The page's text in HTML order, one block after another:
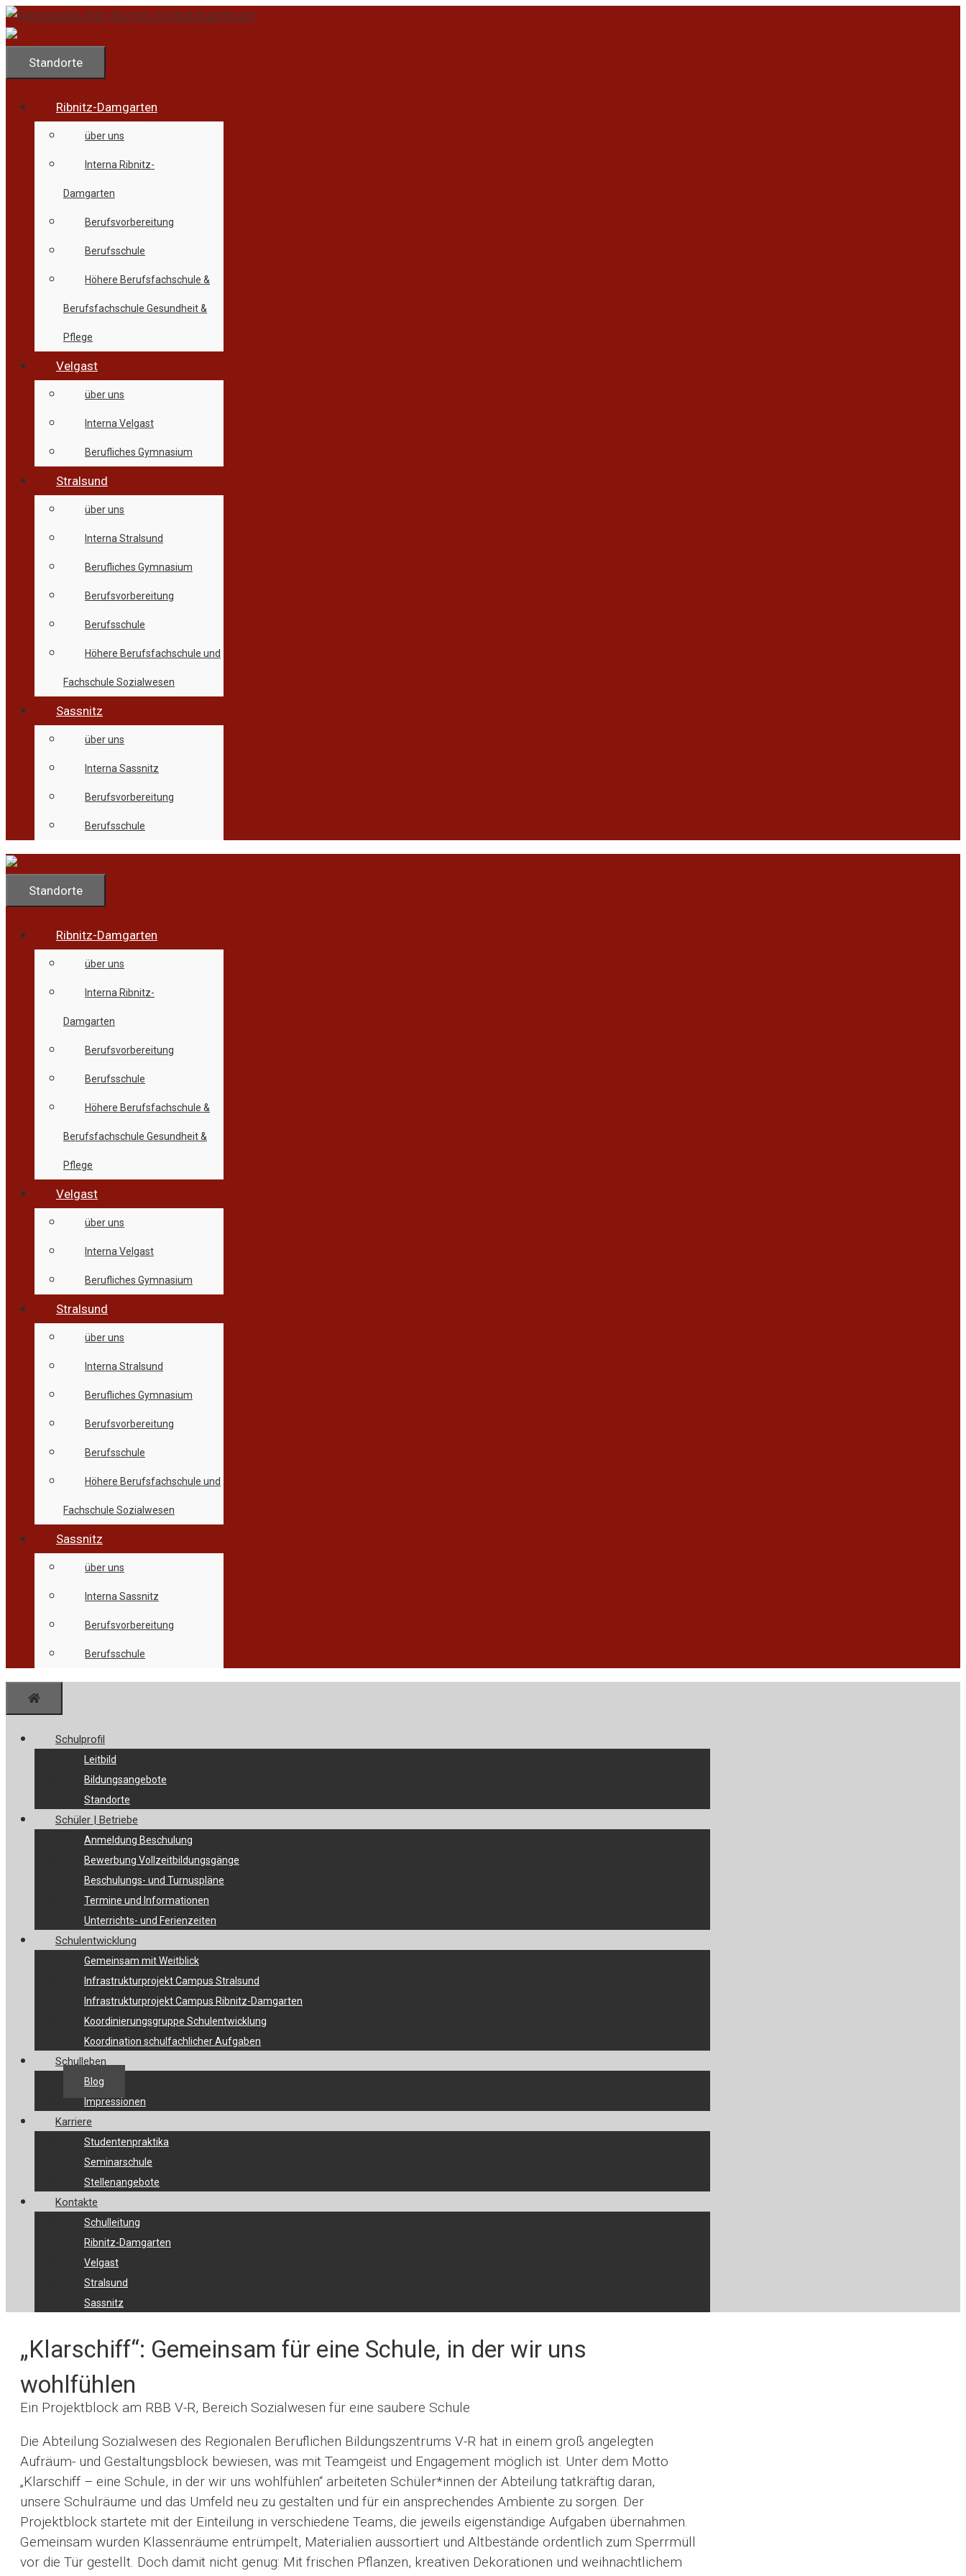
Zum
Inhalt
springenStandorte
Ribnitz-Damgarten
über uns
Interna Ribnitz-
Damgarten
Berufsvorbereitung
Berufsschule
Höhere Berufsfachschule &
Berufsfachschule Gesundheit &
Pflege
Velgast
über uns
Interna Velgast
Berufliches Gymnasium
Stralsund
über uns
Interna Stralsund
Berufliches Gymnasium
Berufsvorbereitung
Berufsschule
Höhere Berufsfachschule und
Fachschule Sozialwesen
Sassnitz
über uns
Interna Sassnitz
Berufsvorbereitung
Berufsschule
Standorte
Ribnitz-Damgarten
über uns
Interna Ribnitz-
Damgarten
Berufsvorbereitung
Berufsschule
Höhere Berufsfachschule &
Berufsfachschule Gesundheit &
Pflege
Velgast
über uns
Interna Velgast
Berufliches Gymnasium
Stralsund
über uns
Interna Stralsund
Berufliches Gymnasium
Berufsvorbereitung
Berufsschule
Höhere Berufsfachschule und
Fachschule Sozialwesen
Sassnitz
über uns
Interna Sassnitz
Berufsvorbereitung
Berufsschule
Schulprofil
Leitbild
Bildungsangebote
Standorte
Schüler | Betriebe
Anmeldung Beschulung
Bewerbung Vollzeitbildungsgänge
Beschulungs- und Turnuspläne
Termine und Informationen
Unterrichts- und Ferienzeiten
Schulentwicklung
Gemeinsam mit Weitblick
Infrastrukturprojekt Campus Stralsund
Infrastrukturprojekt Campus Ribnitz-Damgarten
Koordinierungsgruppe Schulentwicklung
Koordination schulfachlicher Aufgaben
Schulleben
Blog
Impressionen
Karriere
Studentenpraktika
Seminarschule
Stellenangebote
Kontakte
Schulleitung
Ribnitz-Damgarten
Velgast
Stralsund
Sassnitz
„Klarschiff“: Gemeinsam für eine Schule, in der wir uns
wohlfühlen
Ein Projektblock am RBB V-R, Bereich Sozialwesen für eine saubere Schule
Die Abteilung Sozialwesen des Regionalen Beruflichen Bildungszentrums V-R hat in einem groß angelegten
Aufräum- und Gestaltungsblock bewiesen, was mit Teamgeist und Engagement möglich ist. Unter dem Motto
„Klarschiff – eine Schule, in der wir uns wohlfühlen“ arbeiteten Schüler*innen der Abteilung tatkräftig daran,
unsere Schulräume und das Umfeld neu zu gestalten und für ein ansprechendes Ambiente zu sorgen. Der
Projektblock startete mit der Einteilung in verschiedene Teams, die jeweils eigenständige Aufgaben übernahmen.
Gemeinsam wurden Klassenräume entrümpelt, Materialien aussortiert und Altbestände ordentlich zum Sperrmüll
vor die Tür gestellt. Doch damit nicht genug: Mit frischen Pflanzen, kreativen Dekorationen und weihnachtlichem